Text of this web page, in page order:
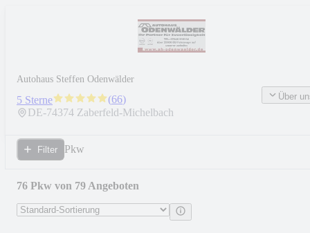
Autohaus Steffen Odenwälder
5 Sterne (66)
DE-74374 Zaberfeld-Michelbach
Über
Filter Pkw
76 Pkw von 79 Angeboten